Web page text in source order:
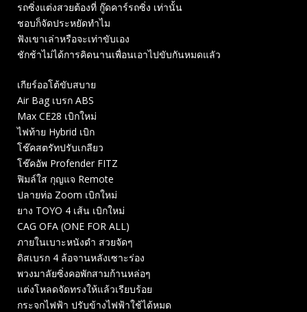
รถซิ่งแต่งสวยต้องที่ กู๊ดคาร์รถซิ่ง เท่านั้น
ชอบก็จัดประหยัดทำไม
ฟังเขาเล่าหรือจะเท่าขับเอง
ชักช้าไม่ได้การคิดนานเพื่อนเอาไปขับกันหมดแลัว
เกียร์ออโต้ขับสบาย
Air Bag เบรก ABS
Max CE28 เบิกใหม่
ไฟท้าย Hybrid เบิก
โช๊คสตรัทปรับเกลียว
โช๊คอัพ Profender FITZ
ฟิมล์ใส กุญแจ Remote
ปลายท่อ Zoom เบิกใหม่
ยาง TOYO 4 เส้น เบิกใหม่
CAG OFA (ONE FOR ALL)
ภายในเบาะหนังดำ สวยจัดๆ
ดิสเบรก 4 ล้อจานหลังเซาะร่อง
พวงมาลัยซิ่งคอพักสามก้านหล่อๆ
แต่งโหลดจัดทรงให้แล้วเรียบร้อย
กระจกไฟฟ้า ปรับข้างไฟฟ้าใช้ได้หมด